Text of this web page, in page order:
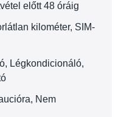
előtt 48 óráig
kilométer, SIM-
Légkondicionáló,
Nem